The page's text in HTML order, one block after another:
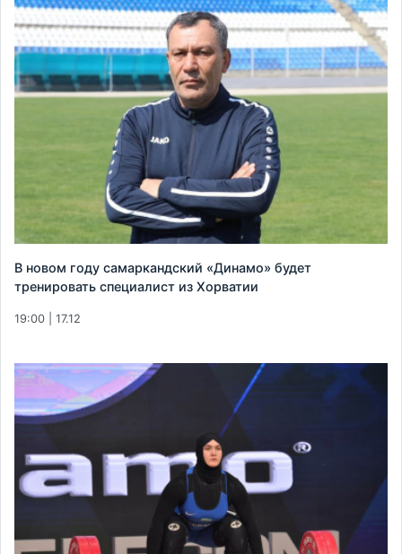
В новом году самаркандский «Динамо» будет
тренировать специалист из Хорватии
19:00 | 17.12